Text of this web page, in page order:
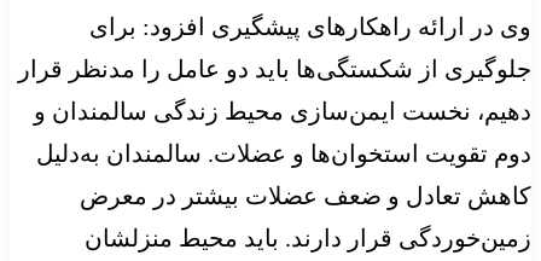
وی در ارائه راهکارهای پیشگیری افزود: برای
جلوگیری از شکستگی‌ها باید دو عامل را مدنظر قرار
دهیم، نخست ایمن‌سازی محیط زندگی سالمندان و
دوم تقویت استخوان‌ها و عضلات. سالمندان به‌دلیل
کاهش تعادل و ضعف عضلات بیشتر در معرض
زمین‌خوردگی قرار دارند. باید محیط منزلشان